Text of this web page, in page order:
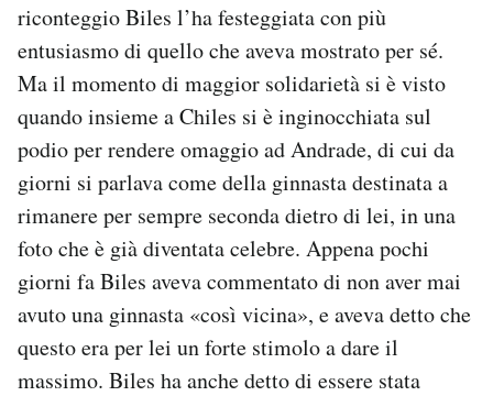
riconteggio Biles l’ha festeggiata con più
entusiasmo di quello che aveva mostrato per sé.
Ma il momento di maggior solidarietà si è visto
quando insieme a Chiles si è inginocchiata sul
podio per rendere omaggio ad Andrade, di cui da
giorni si parlava come della ginnasta destinata a
rimanere per sempre seconda dietro di lei, in una
foto che è già diventata celebre. Appena pochi
giorni fa Biles aveva commentato di non aver mai
avuto una ginnasta «così vicina», e aveva detto che
questo era per lei un forte stimolo a dare il
massimo. Biles ha anche detto di essere stata